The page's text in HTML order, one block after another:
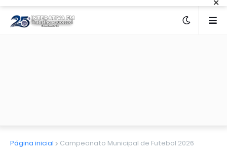
Página inicial Campeonato Municipal de Futebol 2026